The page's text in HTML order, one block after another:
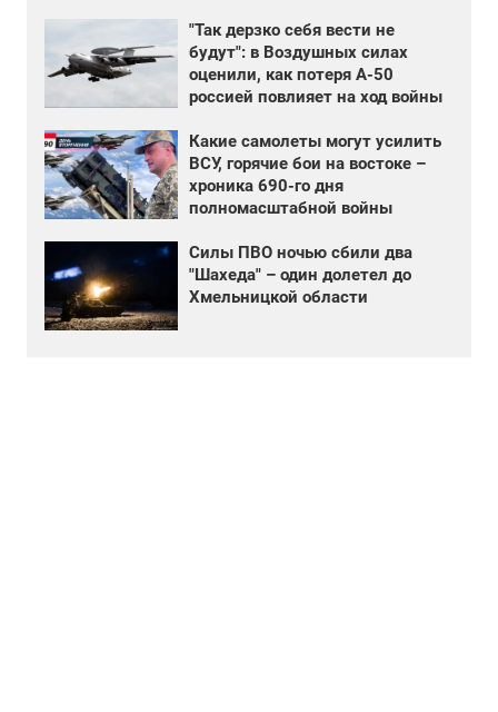
"Так дерзко себя вести не
будут": в Воздушных силах
оценили, как потеря А-50
россией повлияет на ход войны
Какие самолеты могут усилить
ВСУ, горячие бои на востоке –
хроника 690-го дня
полномасштабной войны
Силы ПВО ночью сбили два
"Шахеда" – один долетел до
Хмельницкой области